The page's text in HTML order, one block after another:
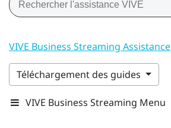
VIVE Business Streaming Assistance
Téléchargement des guides
VIVE Business Streaming Menu